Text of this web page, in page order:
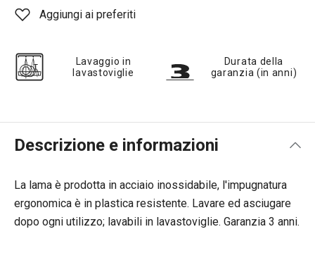
Aggiungi ai preferiti
Lavaggio in
lavastoviglie
Durata della
garanzia (in anni)
Descrizione e informazioni
La lama è prodotta in acciaio inossidabile, l'impugnatura
ergonomica è in plastica resistente. Lavare ed asciugare
dopo ogni utilizzo; lavabili in lavastoviglie. Garanzia 3 anni.